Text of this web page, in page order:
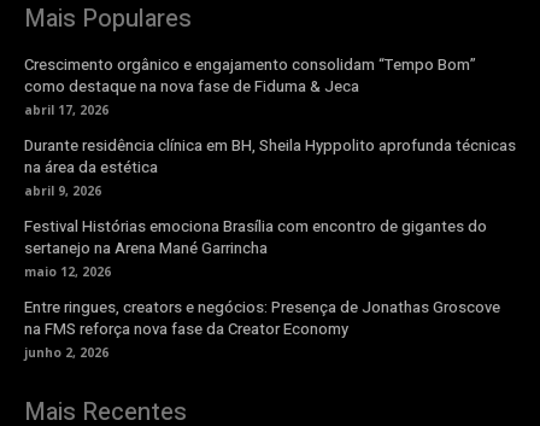
Mais Populares
Crescimento orgânico e engajamento consolidam “Tempo Bom”
como destaque na nova fase de Fiduma & Jeca
abril 17, 2026
Durante residência clínica em BH, Sheila Hyppolito aprofunda técnicas
na área da estética
abril 9, 2026
Festival Histórias emociona Brasília com encontro de gigantes do
sertanejo na Arena Mané Garrincha
maio 12, 2026
Entre ringues, creators e negócios: Presença de Jonathas Groscove
na FMS reforça nova fase da Creator Economy
junho 2, 2026
Mais Recentes